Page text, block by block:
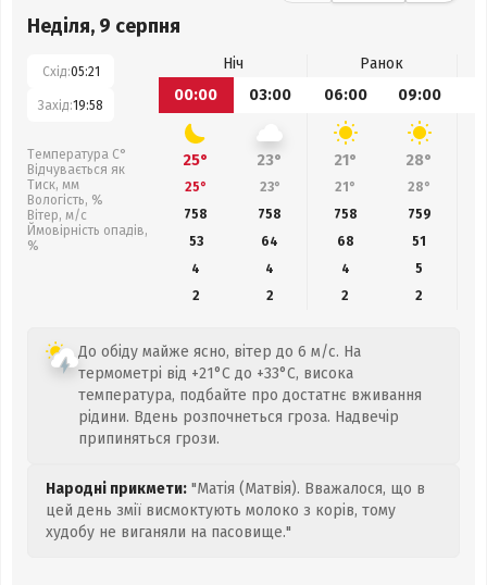
Неділя, 9 серпня
Схід:05:21
Захід:19:58
Температура С°
Відчувається як
Тиск, мм
Вологість, %
Вітер, м/с
Ймовірність опадів,
%
Ніч
Ранок
00:00
03:00 06:00 09:00
25° 23° 21° 28°
25° 23° 21° 28°
758
758 758 759
53
64 68 51
4
4 4
5
2
2 2 2
До обіду майже ясно, вітер до 6 м/с. На
термометрі від +21°C до +33°C, висока
температура, подбайте про достатнє вживання
рідини. Вдень розпочнеться гроза. Надвечір
припиняться грози.
Народні прикмети: "Матія (Матвія). Вважалося, що в
цей день змії висмоктують молоко з корів, тому
худобу не виганяли на пасовище."